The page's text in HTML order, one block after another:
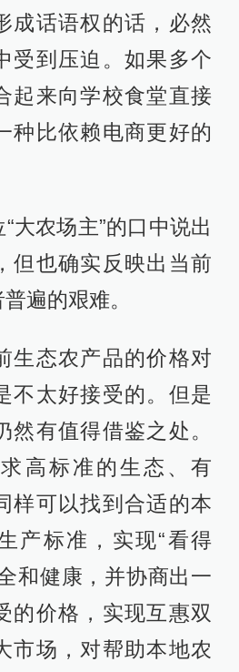
成话语权的话，必然
受到压迫。如果多个
起来向学校食堂直接
种比依赖电商更好的
大农场主”的口中说出
但也确实反映出当前
遍的艰难。
生态农产品的价格对
不太好接受的。但是
然有值得借鉴之处。
高标准的生态、有
样可以找到合适的本
产标准，实现“看得
和健康，并协商出一
的价格，实现互惠双
市场，对帮助本地农